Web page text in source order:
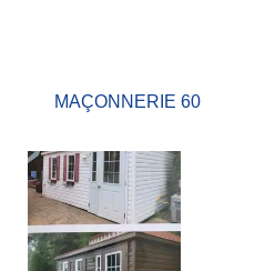
MAÇONNERIE 60